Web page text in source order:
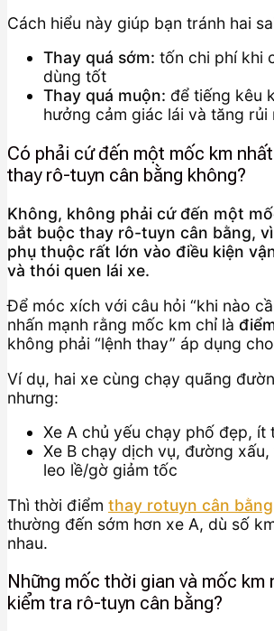
Cách hiểu này giúp bạn tránh hai
Thay quá sớm: tốn chi phí khi
dùng tốt
Thay quá muộn: để tiếng kêu
hưởng cảm giác lái và tăng rủi
Có phải cứ đến một mốc km
thay rô-tuyn cân bằng không?
Không, không phải cứ đến một
bắt buộc thay rô-tuyn cân bằng,
phụ thuộc rất lớn vào điều kiện
và thói quen lái xe.
Để móc xích với câu hỏi “khi nào
nhấn mạnh rằng mốc km chỉ là
không phải “lệnh thay” áp dụng
Ví dụ, hai xe cùng chạy quãng
nhưng:
Xe A chủ yếu chạy phố đẹp, ít
Xe B chạy dịch vụ, đường
leo lề/gờ giảm tốc
Thì thời điểm thay rotuyn cân bằng
thường đến sớm hơn xe A, dù số
nhau.
Những mốc thời gian và mốc km
kiểm tra rô-tuyn cân bằng?